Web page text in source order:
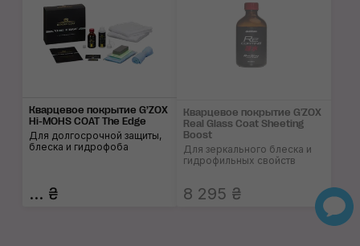
Кварцевое покрытие G’ZOX
Hi-MOHS COAT The Edge
Для долгосрочной защиты,
блеска и гидрофоба
... ₴
Кварцевое покрытие G'ZOX
Real Glass Coat Sheeting
Boost
Для зеркального блеска и
гидрофильных свойств
8 295 ₴